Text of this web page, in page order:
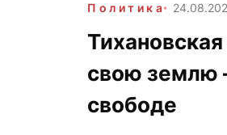
Политика
свою землю
свободе